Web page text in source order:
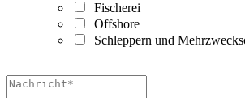
Fischerei
Offshore
Schleppern und